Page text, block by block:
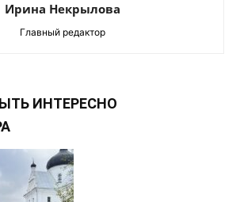
Ирина Некрылова
Главный редактор
ИНТЕРЕСНО